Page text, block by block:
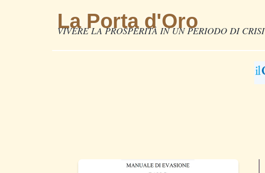
La Porta d'Oro
VIVERE LA PROSPERITÀ IN UN PERIODO DI CRISI